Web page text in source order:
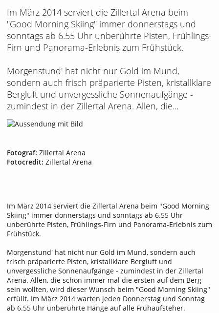
Im März 2014 serviert die Zillertal Arena beim
"Good Morning Skiing" immer donnerstags und
sonntags ab 6.55 Uhr unberührte Pisten, Frühlings-
Firn und Panorama-Erlebnis zum Frühstück.
Morgenstund' hat nicht nur Gold im Mund,
sondern auch frisch präparierte Pisten, kristallklare
Bergluft und unvergessliche Sonnenaufgänge -
zumindest in der Zillertal Arena. Allen, die...
Fotograf: Zillertal Arena
Fotocredit: Zillertal Arena
Im März 2014 serviert die Zillertal Arena beim "Good Morning
Skiing" immer donnerstags und sonntags ab 6.55 Uhr
unberührte Pisten, Frühlings-Firn und Panorama-Erlebnis zum
Frühstück.
Morgenstund' hat nicht nur Gold im Mund, sondern auch
frisch präparierte Pisten, kristallklare Bergluft und
unvergessliche Sonnenaufgänge - zumindest in der Zillertal
Arena. Allen, die schon immer mal die ersten auf dem Berg
sein wollten, wird dieser Wunsch beim "Good Morning Skiing"
erfüllt. Im März 2014 warten jeden Donnerstag und Sonntag
ab 6.55 Uhr unberührte Hänge auf alle Frühaufsteher.